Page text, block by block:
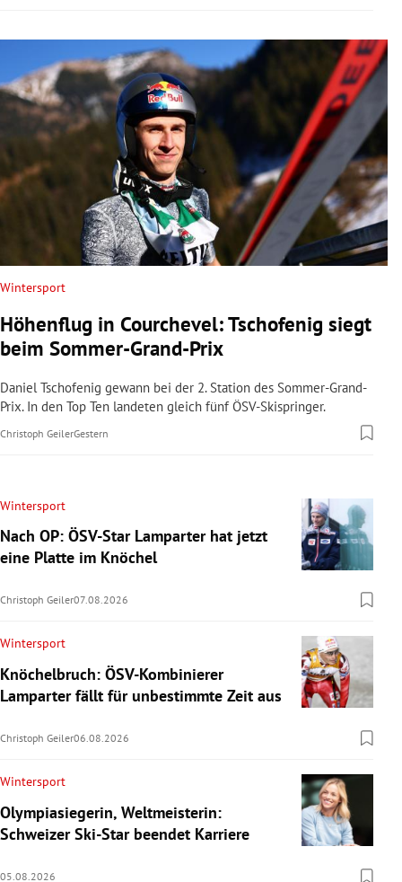
Wintersport
Höhenflug in Courchevel: Tschofenig siegt
beim Sommer-Grand-Prix
Daniel Tschofenig gewann bei der 2. Station des Sommer-Grand-
Prix. In den Top Ten landeten gleich fünf ÖSV-Skispringer.
Christoph GeilerGestern
Wintersport
Nach OP: ÖSV-Star Lamparter hat jetzt
eine Platte im Knöchel
Christoph Geiler07.08.2026
Wintersport
Knöchelbruch: ÖSV-Kombinierer
Lamparter fällt für unbestimmte Zeit aus
Christoph Geiler06.08.2026
Wintersport
Olympiasiegerin, Weltmeisterin:
Schweizer Ski-Star beendet Karriere
05.08.2026